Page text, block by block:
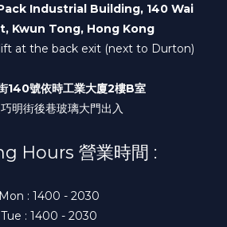
Industrial Building, 140 Wai
Kwun Tong, Hong Kong
at the back exit (next to Durton)
140號依時工業大廈2樓B室
明街後巷玻璃大門出入
Hours 營業時間 :
Mon : 1400 - 2030
Tue : 1400 - 2030